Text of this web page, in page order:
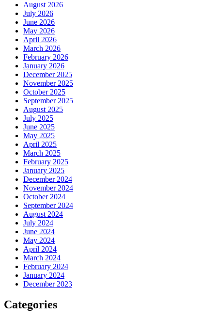
August 2026
July 2026
June 2026
May 2026
April 2026
March 2026
February 2026
January 2026
December 2025
November 2025
October 2025
September 2025
August 2025
July 2025
June 2025
May 2025
April 2025
March 2025
February 2025
January 2025
December 2024
November 2024
October 2024
September 2024
August 2024
July 2024
June 2024
May 2024
April 2024
March 2024
February 2024
January 2024
December 2023
Categories